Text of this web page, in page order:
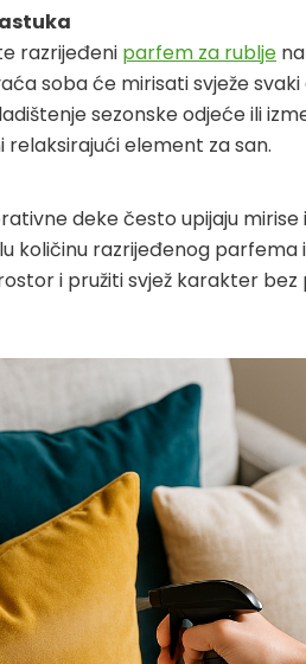
razrijeđeni parfem za rublje
soba će mirisati svježe
sezonske odjeće ili
relaksirajući element za san.
deke često upijaju mirise
količinu razrijeđenog parfema
i pružiti svjež karakter